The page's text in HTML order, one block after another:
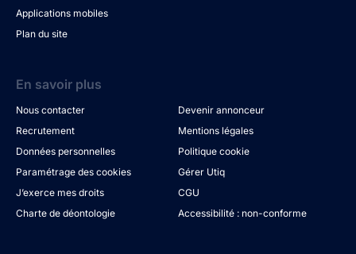
Applications mobiles
Plan du site
En savoir plus
Nous contacter
Devenir annonceur
Recrutement
Mentions légales
Données personnelles
Politique cookie
Paramétrage des cookies
Gérer Utiq
J’exerce mes droits
CGU
Charte de déontologie
Accessibilité : non-conforme